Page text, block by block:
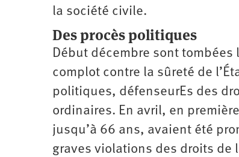
la société civile.
Des procès politiques
Début décembre sont
complot contre la sûreté de
politiques, défenseurEs des
ordinaires. En avril, en
jusqu’à 66 ans, avaient été
graves violations des droits de